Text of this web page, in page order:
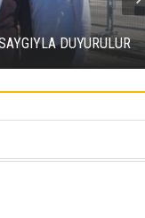
DUYURULUR